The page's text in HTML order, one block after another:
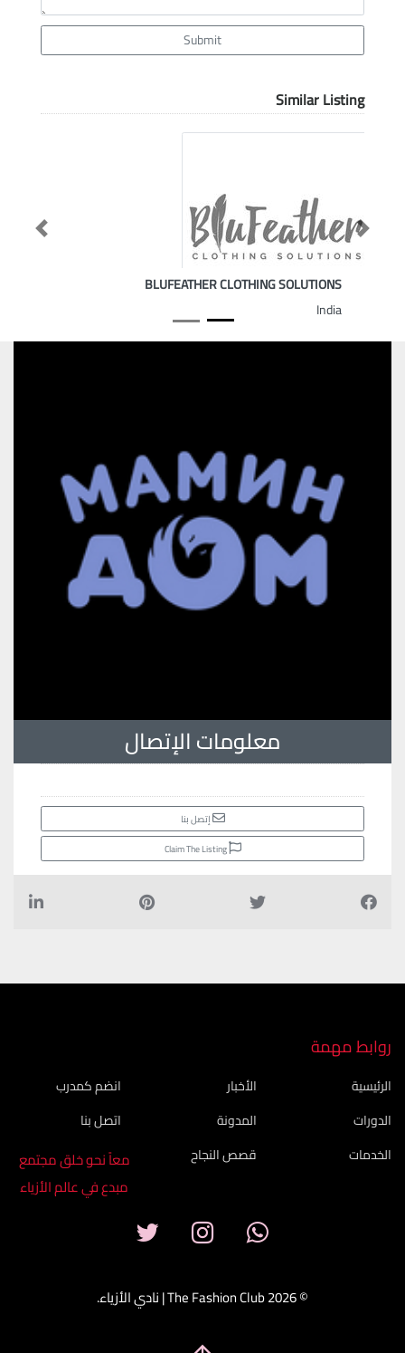
Submit
Similar Listing
BLUFEATHER CLOTHING SOLUTIONS
India
Previous Next
معلومات الإتصال
إتصل بنا
Claim The Listing
روابط مهمة
الرئيسية
الدورات
الخدمات
الأخبار
المدونة
قصص النجاح
انضم كمدرب
اتصل بنا
معاً نحو خلق مجتمع
مبدع في عالم الأزياء
© 2026 The Fashion Club | نادي الأزياء.